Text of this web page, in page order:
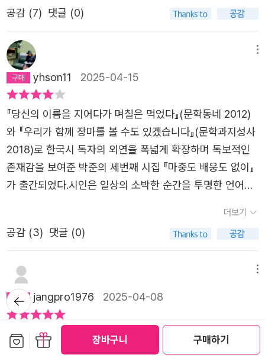
장바구니 구매하기
공감 (7) 댓글 (0)
yhson11 2025-04-15
『당신의 이름을 지어다가 며칠은 먹었다』(문학동네 2012)
와 『우리가 함께 장마를 볼 수도 있겠습니다』(문학과지성사
2018)로 한국시 독자의 외연을 폭넓게 확장하며 독보적인
존재감을 보여준 박준의 세번째 시집 『마중도 배웅도 없이』
가 출간되었다.​시인은 일상의 소박한 순간을 투명한 언어로
편운문학상, 오늘의 젊은 예술가상 등을 잇달아 수상하며 문
학성 또한 공고하게 입증해왔다. 7년 만에 선보이는 이번 시
덕을 고스란히 계승하면서도, 한층 깊어진 성찰과 더욱 섬세
해진 시어로 전작들을 뛰어넘는 완성도를 보여준다.​특히 살
면서 놓쳐버린 것들, 어느새 잊힌 것들의 빈자리를 어루만지
는 손길이 시대와 개인 모두와 조응하며 남다른 공감을 선사
한다. “슬픔이 지나간 자리에 함께 앉아 조용히 등을 내어주
더보기
공감 (3) 댓글 (0)
jangpro1976 2025-04-08
시의 모든 장면이 그려져 마치 내가 모든 거기에 있는 것 같
았고 '경기도 파주시 파평면 397-1'에서는 특히 더 쓸쓸하
뒤로가
기